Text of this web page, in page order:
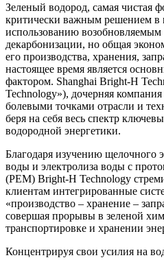
Зеленый водород, самая чистая
критически важным решением в
использованию возобновляемым
декарбонизации, но общая
его производства, хранения,
настоящее время является
фактором. Shanghai Bright-H
Technology»), дочерняя
болевыми точками отрасли и
беря на себя весь спектр
водородной энергетики.
Благодаря изучению щелочного
воды и электролиза воды с
(PEM) Bright-H Technology
клиентам интегрированные
«производство – хранение –
совершая прорывы в зеленой
транспортировке и хранении
Концентрируя свои усилия на